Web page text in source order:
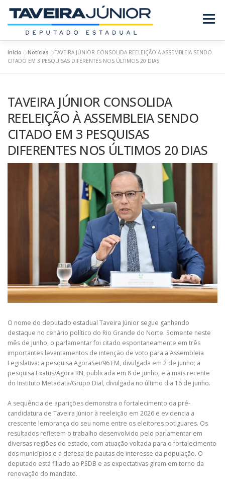
conteúdo
Menu
SOBRE O DEPUTADO PROJETOS/LEIS
REQUERIMENTOS EMENDAS NOTÍCIAS
REVISTA
Início »Notícias »TAVEIRA JÚNIOR CONSOLIDA REELEIÇÃO À ASSEMBLEIA SENDO
CITADO EM 3 PESQUISAS DIFERENTES NOS ÚLTIMOS 20 DIAS
TAVEIRA JÚNIOR CONSOLIDA
REELEIÇÃO À ASSEMBLEIA SENDO
CITADO EM 3 PESQUISAS
DIFERENTES NOS ÚLTIMOS 20 DIAS
O nome do deputado estadual Taveira Júnior segue ganhando
destaque no cenário político do Rio Grande do Norte. Somente neste
mês de junho, o parlamentar foi citado espontaneamente em três
importantes levantamentos de intenção de voto para a Assembleia
Legislativa: a pesquisa AgoraSei/96 FM, divulgada em 2 de junho; a
pesquisa Exatus/Agora RN, publicada em 8 de junho; e a mais recente
do Instituto Metadata/Grupo Dial, divulgada no último dia 16 de junho.
A sequência de aparições demonstra o fortalecimento da pré-
candidatura de Taveira Júnior à reeleição em 2026 e evidencia a
crescente lembrança do seu nome entre os eleitores potiguares. Os
resultados refletem o trabalho desenvolvido pelo parlamentar em
diversas regiões do estado, com atuação voltada para o fortalecimento
dos municípios e a defesa de pautas de interesse da população. O
deputado está filiado ao PSDB e as expectativas giram em torno da
renovação do mandato.